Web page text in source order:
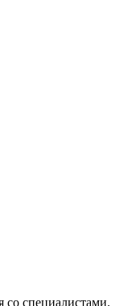
со специалистами.